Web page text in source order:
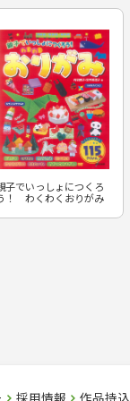
子でいっしょにつくろ
！ わくわくおりがみ
採用情報 作品持込